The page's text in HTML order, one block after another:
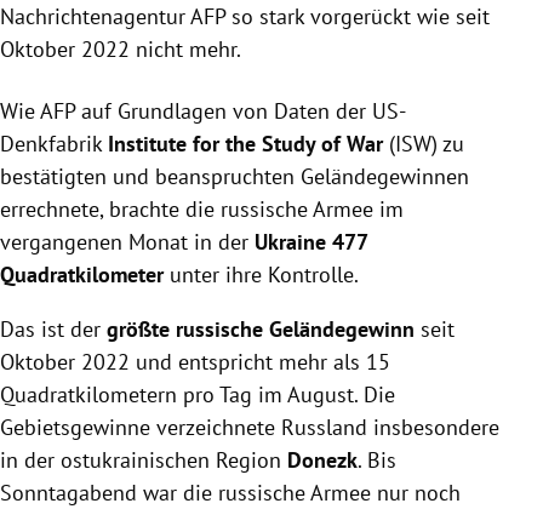
Nachrichtenagentur AFP so stark vorgerückt wie seit
Oktober 2022 nicht mehr.
Wie AFP auf Grundlagen von Daten der US-
Denkfabrik Institute for the Study of War(ISW) zu
bestätigten und beanspruchten Geländegewinnen
errechnete, brachte die russische Armee im
vergangenen Monat in der Ukraine 477
Quadratkilometerunter ihre Kontrolle.
Das ist der größte russische Geländegewinn seit
Oktober 2022 und entspricht mehr als 15
Quadratkilometern pro Tag im August. Die
Gebietsgewinne verzeichnete Russland insbesondere
in der ostukrainischen Region Donezk. Bis
Sonntagabend war die russische Armee nur noch